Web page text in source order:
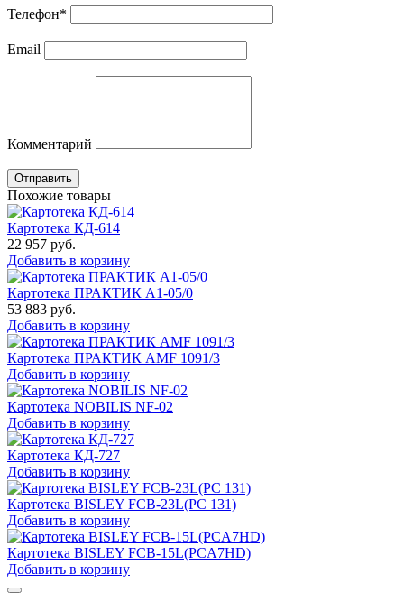
Телефон*
Email
Комментарий
Отправить
Похожие товары
Картотека КД-614
22 957 руб.
Добавить в корзину
Картотека ПРАКТИК A1-05/0
53 883 руб.
Добавить в корзину
Картотека ПРАКТИК AMF 1091/3
Добавить в корзину
Картотека NOBILIS NF-02
Добавить в корзину
Картотека КД-727
Добавить в корзину
Картотека BISLEY FCB-23L(PC 131)
Добавить в корзину
Картотека BISLEY FCB-15L(PCA7HD)
Добавить в корзину